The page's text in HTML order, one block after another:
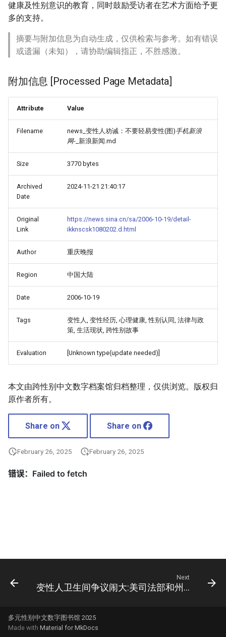
健康及性别意识的教育，同时鼓励受访者在艺术方面给予更
多的支持。
摘要与附加信息为自动生成，仅供检索与参考。如有错误
或遗漏（未知），请协助编辑指正，不胜感激。
附加信息 [Processed Page Metadata]
Attribute Value
Filename news_变性人劝诫：不要轻易变性(图)手机新浪
网-_新浪新闻.md
Size 3770 bytes
Archived
Date
2024-11-21 21:40:17
Original
Link
https://news.sina.cn/sa/2006-10-19/detail-
ikknscsk1080202.d.html
Author 重庆晚报
Region 中国大陆
Date 2006-10-19
Tags
变性人, 变性经历, 心理健康, 性别认同, 法律与政
策, 生活现状, 跨性别故事
Evaluation [Unknown type(update needed)]
本文由跨性别中文数字档案馆归档整理，仅供浏览。版权归
原作者所有。
Share on Share on
February 26, 2025 February 26, 2025
Next
变性人卫生间争议闹大:美司法部和州府相互控告
多元性别中文数字图书馆 2025
Made with Material for MkDocs